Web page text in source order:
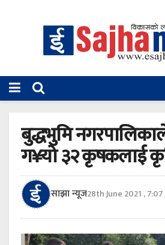
बुद्धभुमि
ग¥यो ३२ कृषकलाई
साझा न्यूज28th June 2021 ,